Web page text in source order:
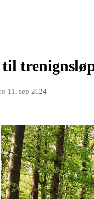
11. sep 2024